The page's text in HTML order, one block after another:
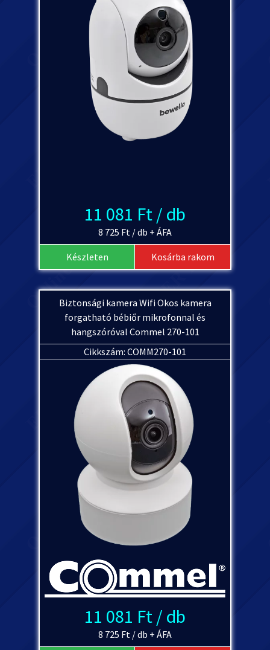
11 081 Ft / db
8 725 Ft / db + ÁFA
Készleten Kosárba rakom
Biztonsági kamera Wifi Okos kamera
forgatható bébiőr mikrofonnal és
hangszóróval Commel 270-101
Cikkszám: COMM270-101
11 081 Ft / db
8 725 Ft / db + ÁFA